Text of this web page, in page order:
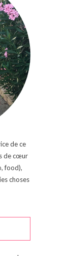
de ce
de cœur
food),
choses